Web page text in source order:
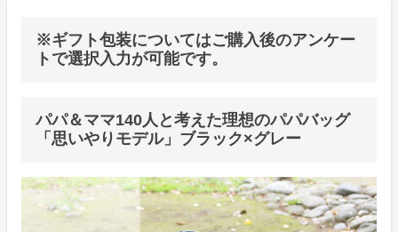
※ギフト包装についてはご購入後のアンケー
トで選択入力が可能です。
パパ＆ママ140人と考えた理想のパパバッグ
「思いやりモデル」ブラック×グレー